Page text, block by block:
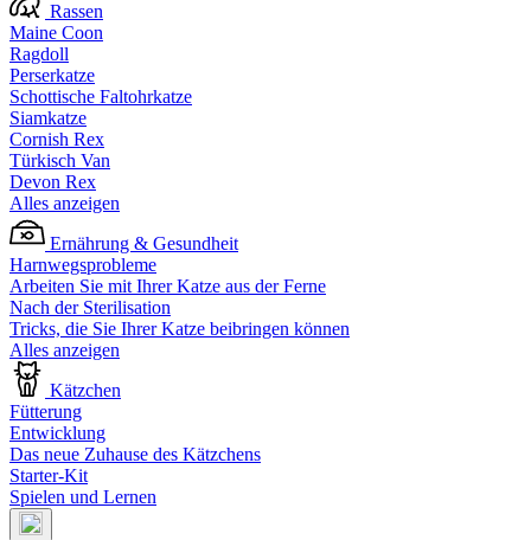
Rassen
Maine Coon
Ragdoll
Perserkatze
Schottische Faltohrkatze
Siamkatze
Cornish Rex
Türkisch Van
Devon Rex
Alles anzeigen
Ernährung & Gesundheit
Harnwegsprobleme
Arbeiten Sie mit Ihrer Katze aus der Ferne
Nach der Sterilisation
Tricks, die Sie Ihrer Katze beibringen können
Alles anzeigen
Kätzchen
Fütterung
Entwicklung
Das neue Zuhause des Kätzchens
Starter-Kit
Spielen und Lernen